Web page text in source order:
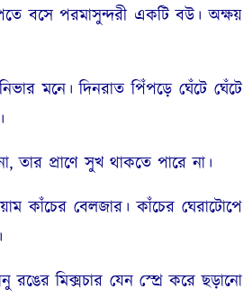
বসে পরমাসুন্দরী একটি বউ। অক্ষয়
মনে। দিনরাত পিঁপড়ে ঘেঁটে ঘেঁটে
তার প্রাণে সুখ থাকতে পারে না।
বেলজার। কাঁচের ঘেরাটোপে
মিক্সচার যেন স্প্রে করে ছড়ানো